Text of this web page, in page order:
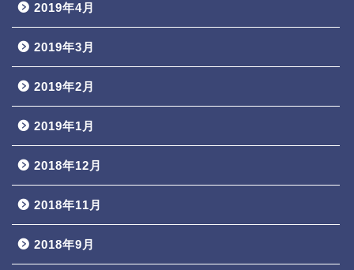
2019年4月
2019年3月
2019年2月
2019年1月
2018年12月
2018年11月
2018年9月